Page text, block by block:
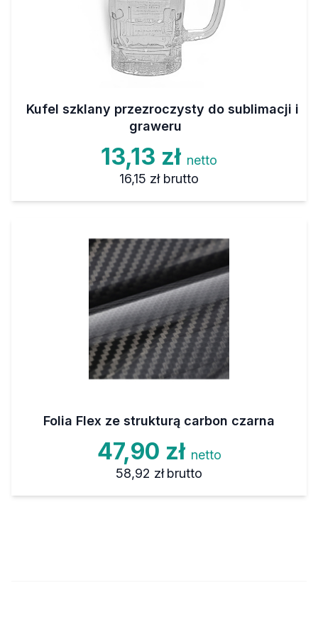
Kufel szklany przezroczysty do sublimacji i
graweru
13,13 zł netto
16,15 zł brutto
Folia Flex ze strukturą carbon czarna
47,90 zł netto
58,92 zł brutto